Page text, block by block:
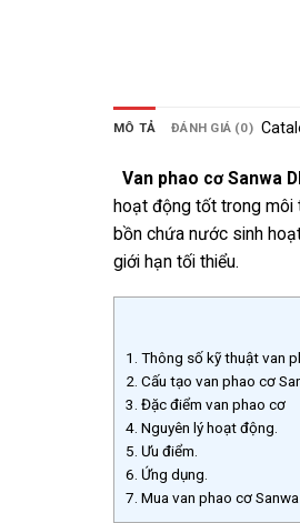
MÔ TẢ ĐÁNH GIÁ (0)
Van phao cơ Sanwa
hoạt động tốt trong môi
bồn chứa nước sinh
giới hạn tối thiểu.
1. Thông số kỹ thuật van
2. Cấu tạo van phao cơ
3. Đặc điểm van phao cơ
4. Nguyên lý hoạt động.
5. Ưu điểm.
6. Ứng dụng.
7. Mua van phao cơ